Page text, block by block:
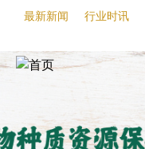
最新新闻 行业时讯